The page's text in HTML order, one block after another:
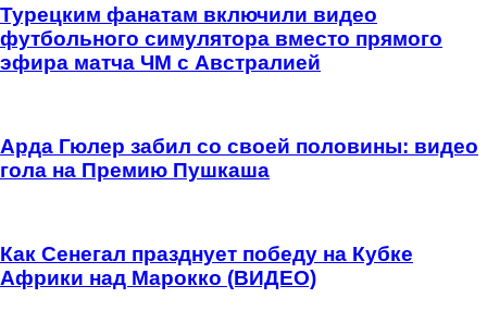
Турецким фанатам включили видео
футбольного симулятора вместо прямого
эфира матча ЧМ с Австралией
Арда Гюлер забил со своей половины: видео
гола на Премию Пушкаша
Как Сенегал празднует победу на Кубке
Африки над Марокко (ВИДЕО)